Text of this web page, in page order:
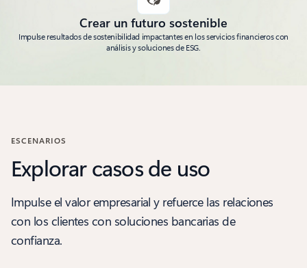
Crear un futuro sostenible
Impulse resultados de sostenibilidad impactantes en los servicios financieros con
análisis y soluciones de ESG.
ESCENARIOS
Explorar casos de uso
Impulse el valor empresarial y refuerce las relaciones
con los clientes con soluciones bancarias de
confianza.